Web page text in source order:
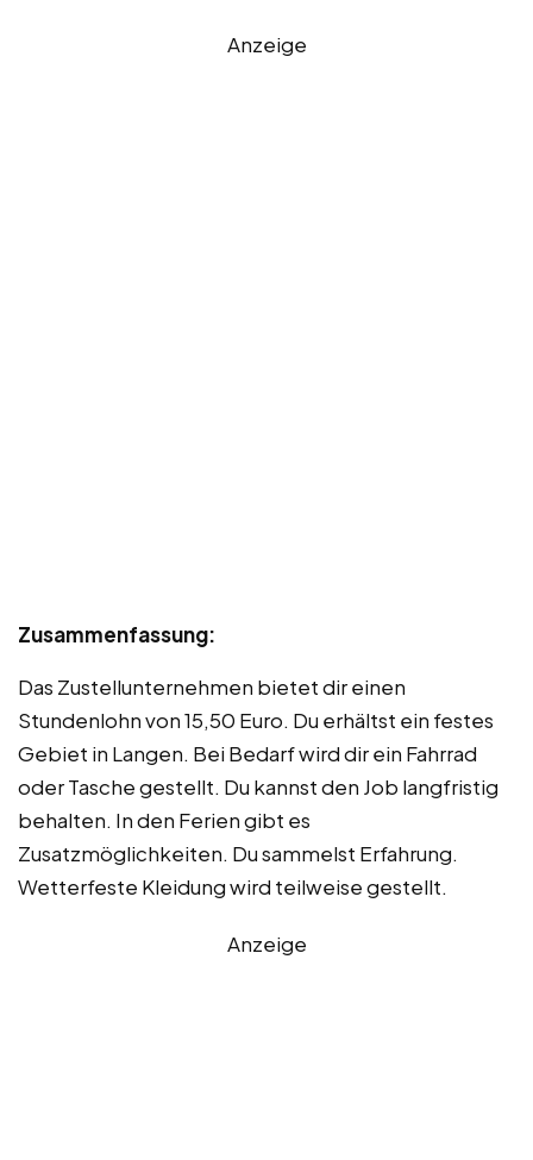
Anzeige
Zusammenfassung:
Das Zustellunternehmen bietet dir einen
Stundenlohn von 15,50 Euro. Du erhältst ein festes
Gebiet in Langen. Bei Bedarf wird dir ein Fahrrad
oder Tasche gestellt. Du kannst den Job langfristig
behalten. In den Ferien gibt es
Zusatzmöglichkeiten. Du sammelst Erfahrung.
Wetterfeste Kleidung wird teilweise gestellt.
Anzeige